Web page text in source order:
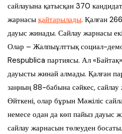
сайлауына қатысқан 370
жарнасы қайтарылады. Қалған
дауыс жинады. Сайлау жарнасы
Олар – Жалпыұлттық социал-
Respublica партиясы. Ал
дауысты жинай алмады. Қалған
заңның 88-бабына сәйкес, сайлау
Өйткені, олар бұрын Мәжіліс
немесе одан да көп пайыз дауыс
сайлау жарнасын төлеуден